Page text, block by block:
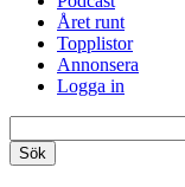
Året runt
Topplistor
Annonsera
Logga in